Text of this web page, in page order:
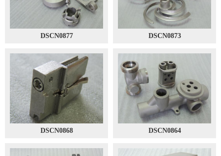
DSCN0877 DSCN0873
DSCN0868 DSCN0864